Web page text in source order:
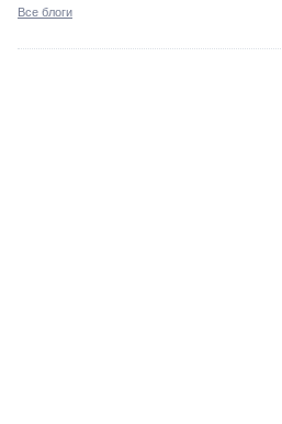
Все блоги